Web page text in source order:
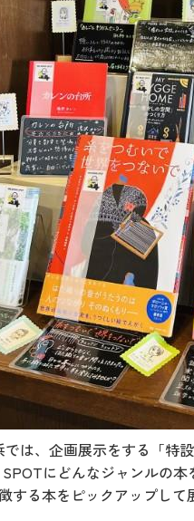
は、企画展示をする「特
にどんなジャンルの
する本をピックアップして